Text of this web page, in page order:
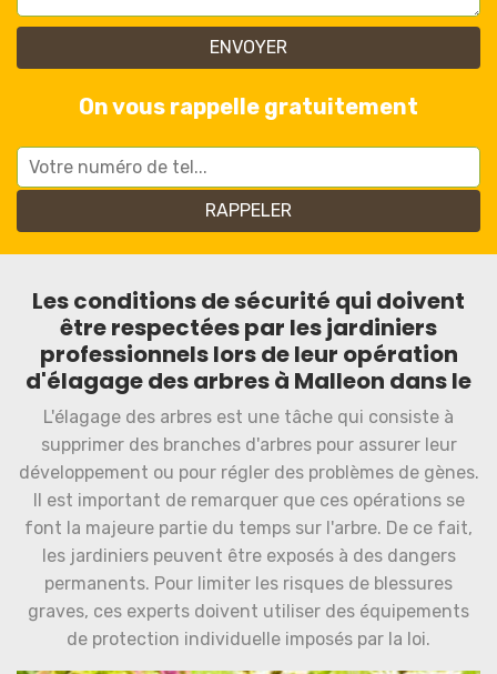
On vous rappelle gratuitement
Les conditions de sécurité qui doivent
être respectées par les jardiniers
professionnels lors de leur opération
d'élagage des arbres à Malleon dans le
L'élagage des arbres est une tâche qui consiste à
supprimer des branches d'arbres pour assurer leur
développement ou pour régler des problèmes de gènes.
Il est important de remarquer que ces opérations se
font la majeure partie du temps sur l'arbre. De ce fait,
les jardiniers peuvent être exposés à des dangers
permanents. Pour limiter les risques de blessures
graves, ces experts doivent utiliser des équipements
de protection individuelle imposés par la loi.